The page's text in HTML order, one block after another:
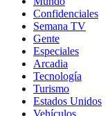
Confidenciales
Semana TV
Gente
Especiales
Arcadia
Tecnología
Turismo
Estados Unidos
Vehículos